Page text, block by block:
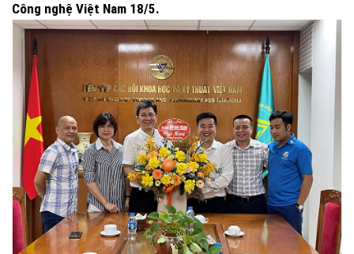
Công nghệ Việt Nam 18/5.